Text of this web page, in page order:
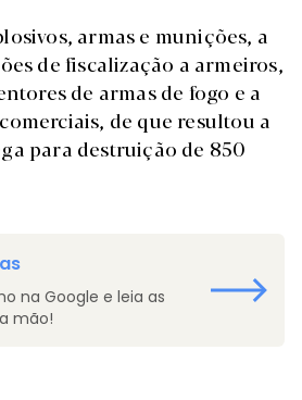
armas e munições, a
de fiscalização a armeiros,
de armas de fogo e a
de que resultou a
para destruição de 850
na Google e leia as
mão!